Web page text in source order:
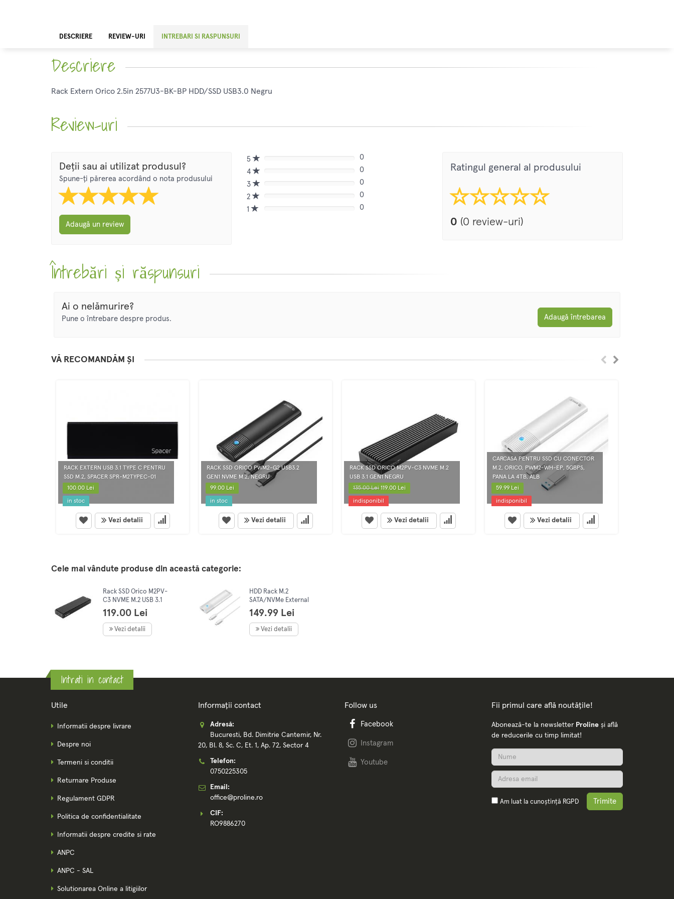
DESCRIERE REVIEW-URI INTREBARI SI RASPUNSURI
Descriere
Rack Extern Orico 2.5in 2577U3-BK-BP HDD/SSD USB3.0 Negru
Review-uri
Deții sau ai utilizat produsul?
Spune-ți părerea acordând o nota produsului
Adaugă un review
5
(danger)
0
4
(danger)
0
3
(danger)
0
2
0
1
0
Ratingul general al produsului
0 (0 review-uri)
Întrebări și răspunsuri
Ai o nelămurire?
Pune o întrebare despre produs. Adaugă întrebarea
VĂ RECOMANDĂM ȘI
RACK EXTERN USB 3.1 TYPE C PENTRU
SSD M.2, SPACER SPR-M2TYPEC-01
100.00 Lei
in stoc
Vezi detalii
RACK SSD ORICO PWM2-G2 USB3.2
GEN1 NVME M.2, NEGRU
99.00 Lei
in stoc
Vezi detalii
RACK SSD ORICO M2PV-C3 NVME M.2
USB 3.1 GEN1 NEGRU
135.00 Lei119.00 Lei
indisponibil
Vezi detalii
CARCASA PENTRU SSD CU CONECTOR
M.2, ORICO, PWM2-WH-EP, 5GBPS,
PANA LA 4TB, ALB
59.99 Lei
indisponibil
Vezi detalii
Cele mai vândute produse din această categorie:
Rack SSD Orico M2PV-
C3 NVME M.2 USB 3.1
GEN1 negru
119.00 Lei
Vezi detalii
HDD Rack M.2
SATA/NVMe External
Enclosure, Orico
PWDM2-G2-WH-EP,
USB-C, 10Gbps (silver)
149.99 Lei
Vezi detalii
Intrati in contact
Utile
Informatii despre livrare
Despre noi
Termeni si conditii
Returnare Produse
Regulament GDPR
Politica de confidentialitate
Informatii despre credite si rate
ANPC
ANPC - SAL
Solutionarea Online a litigiilor
Informații contact
Adresă:
Bucuresti, Bd. Dimitrie Cantemir, Nr.
20, Bl. 8, Sc. C, Et. 1, Ap. 72, Sector 4
Telefon:
0750225305
Email:
office@proline.ro
CIF:
RO9886270
Follow us
Facebook
Instagram
Youtube
Fii primul care află noutățile!
Abonează-te la newsletter Prolineși află
de reducerile cu timp limitat!
Am luat la cunoștință RGPD Trimite